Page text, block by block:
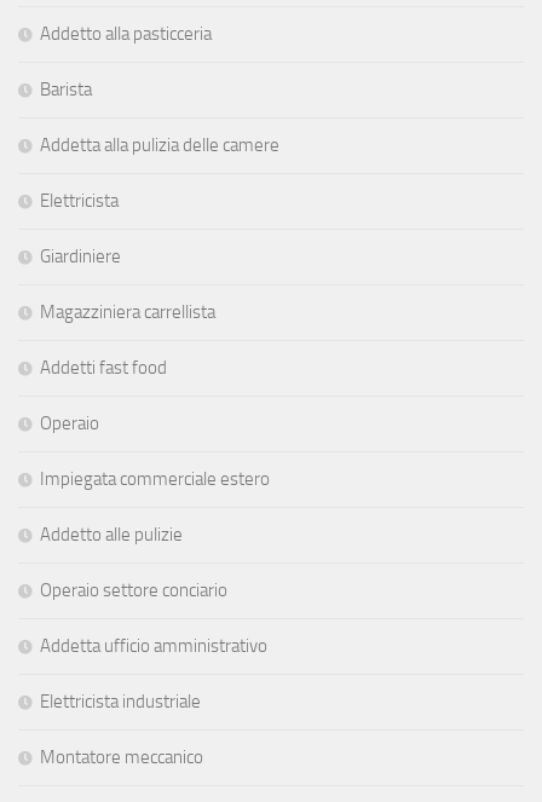
Addetto alla pasticceria
Barista
Addetta alla pulizia delle camere
Elettricista
Giardiniere
Magazziniera carrellista
Addetti fast food
Operaio
Impiegata commerciale estero
Addetto alle pulizie
Operaio settore conciario
Addetta ufficio amministrativo
Elettricista industriale
Montatore meccanico